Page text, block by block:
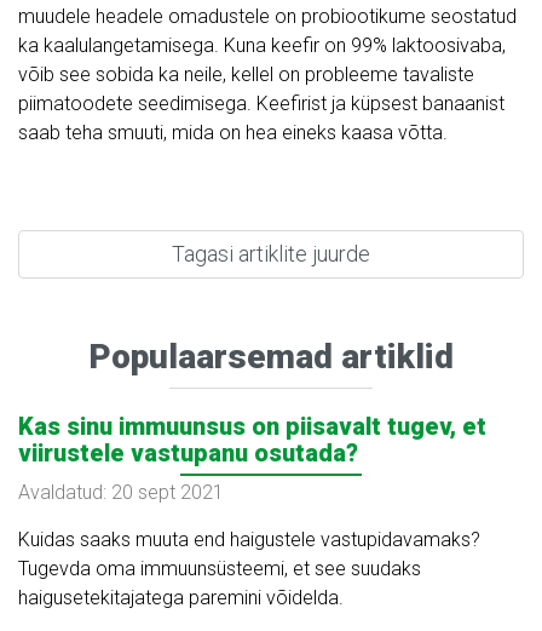
muudele headele omadustele on probiootikume seostatud
ka kaalulangetamisega. Kuna keefir on 99% laktoosivaba,
võib see sobida ka neile, kellel on probleeme tavaliste
piimatoodete seedimisega. Keefirist ja küpsest banaanist
saab teha smuuti, mida on hea eineks kaasa võtta.
Tagasi artiklite juurde
Populaarsemad artiklid
Kas sinu immuunsus on piisavalt tugev, et
viirustele vastupanu osutada?
Avaldatud: 20 sept 2021
Kuidas saaks muuta end haigustele vastupidavamaks?
Tugevda oma immuunsüsteemi, et see suudaks
haigusetekitajatega paremini võidelda.